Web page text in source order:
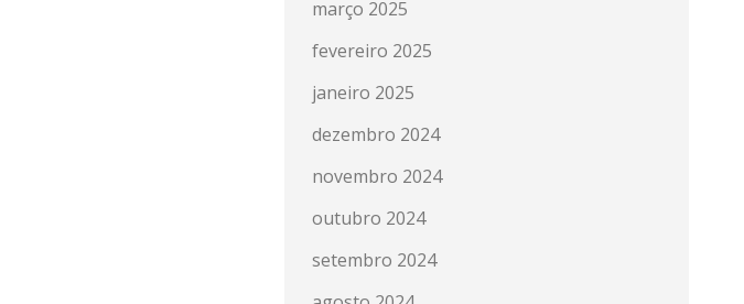
março 2025
fevereiro 2025
janeiro 2025
dezembro 2024
novembro 2024
outubro 2024
setembro 2024